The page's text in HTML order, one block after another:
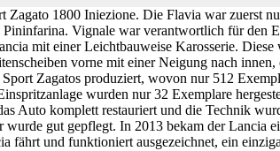
Zagato 1800 Iniezione. Die Flavia war zuerst
Vignale war verantwortlich für den
mit einer Leichtbauweise Karosserie.
vorne mit einer Neigung nach
Zagatos produziert, wovon nur 512
wurden nur 32 Exemplare
Auto komplett restauriert und die Technik
wurde gut gepflegt. In 2013 bekam der
fährt und funktioniert ausgezeichnet, ein